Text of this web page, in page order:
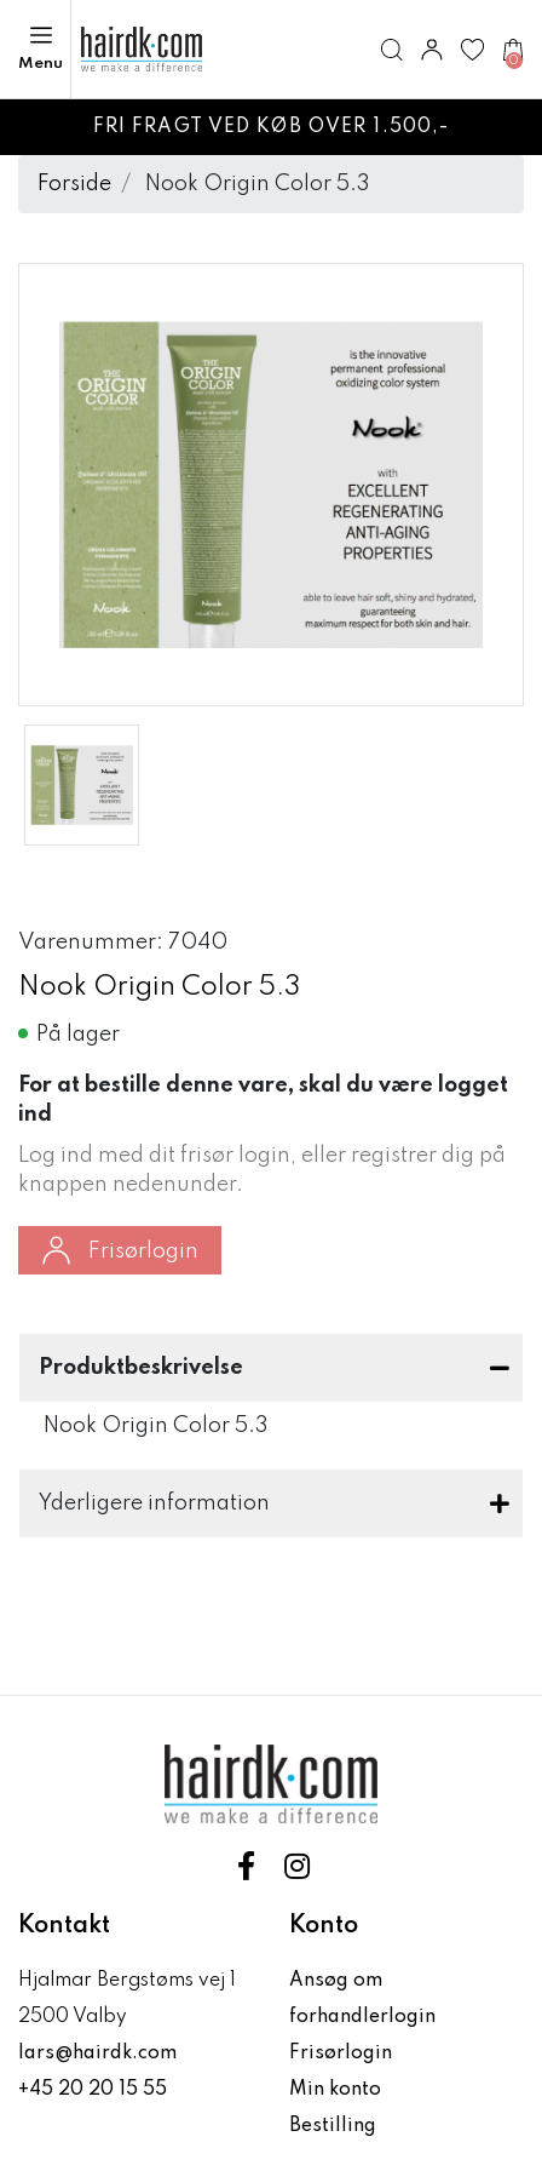
Menu 0
FRI FRAGT VED KØB OVER 1.500,-
Forside Nook Origin Color 5.3
Varenummer: 7040
Nook Origin Color 5.3
På lager
For at bestille denne vare, skal du være logget
ind
Log ind med dit frisør login, eller registrer dig på
knappen nedenunder.
Frisørlogin
Produktbeskrivelse
Nook Origin Color 5.3
Yderligere information
Kontakt
Hjalmar Bergstøms vej 1
2500 Valby
lars@hairdk.com
+45 20 20 15 55
Konto
Ansøg om
forhandlerlogin
Frisørlogin
Min konto
Bestilling